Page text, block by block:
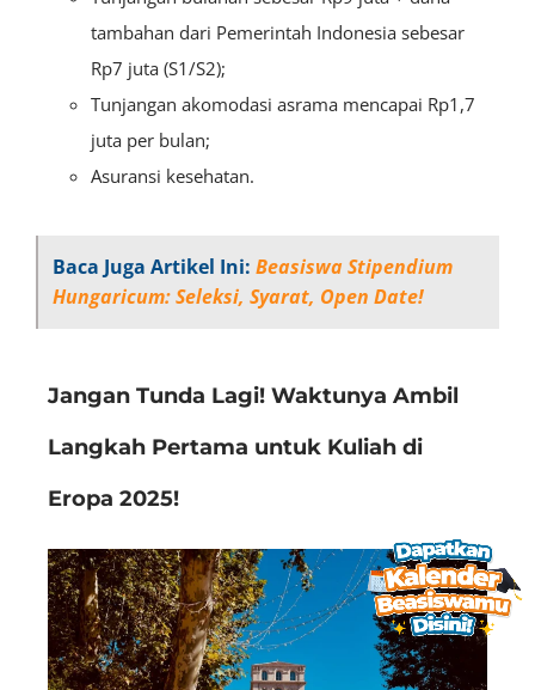
tambahan dari Pemerintah Indonesia sebesar
Rp7 juta (S1/S2);
Tunjangan akomodasi asrama mencapai Rp1,7
juta per bulan;
Asuransi kesehatan.
Baca Juga Artikel Ini: Beasiswa Stipendium
Hungaricum: Seleksi, Syarat, Open Date!
Jangan Tunda Lagi! Waktunya Ambil
Langkah Pertama untuk Kuliah di
Eropa 2025!